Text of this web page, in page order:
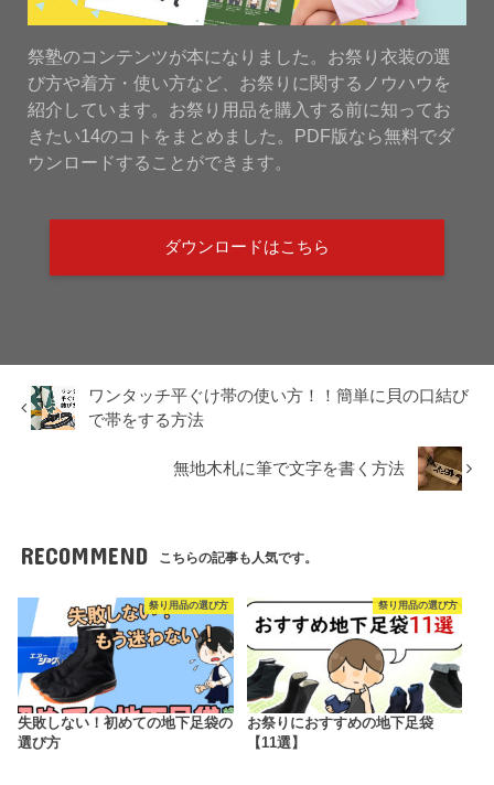
祭塾のコンテンツが本になりました。お祭り衣装の選
び方や着方・使い方など、お祭りに関するノウハウを
紹介しています。お祭り用品を購入する前に知ってお
きたい14のコトをまとめました。PDF版なら無料でダ
ウンロードすることができます。
ダウンロードはこちら
ワンタッチ平ぐけ帯の使い方！！簡単に貝の口結び
で帯をする方法
無地木札に筆で文字を書く方法
RECOMMEND こちらの記事も人気です。
祭り用品の選び方
失敗しない！初めての地下足袋の
選び方
祭り用品の選び方
お祭りにおすすめの地下足袋
【11選】